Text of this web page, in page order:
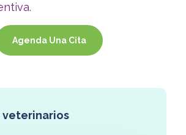
Agenda Una Cita
veterinarios